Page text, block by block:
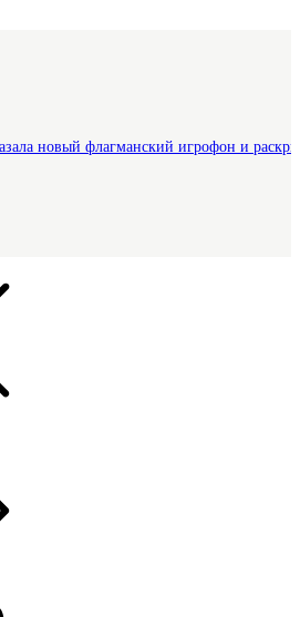
новый флагманский игрофон и